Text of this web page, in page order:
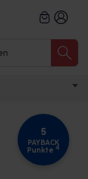
5
PAYBACK
Punkte 4